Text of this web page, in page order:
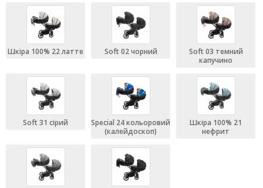
Шкіра 100% 22 латте Soft 02 чорний
Soft 03 темний
капучино
Soft 31 сірий
Special 24 кольоровий
(калейдоскоп)
Шкіра 100% 21
нефрит